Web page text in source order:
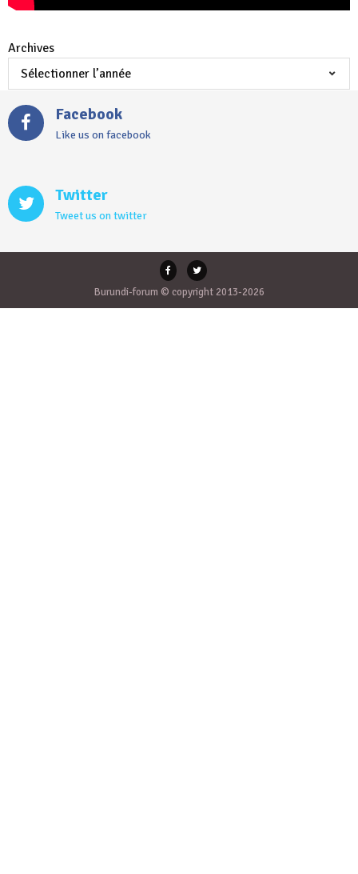
Archives
Facebook
Like us on facebook
Twitter
Tweet us on twitter
Burundi-forum © copyright 2013-2026